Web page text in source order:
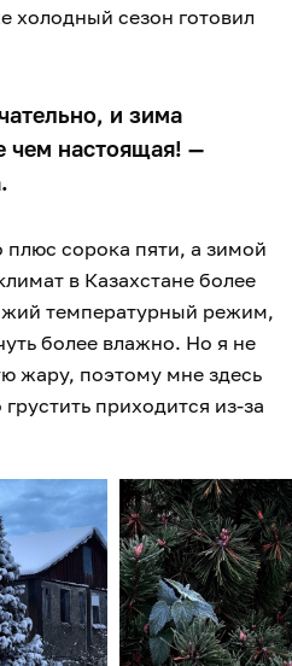
холодный сезон готовил
и зима
чем настоящая! —
сорока пяти, а зимой
в Казахстане более
температурный режим,
более влажно. Но я не
жару, поэтому мне здесь
приходится из-за